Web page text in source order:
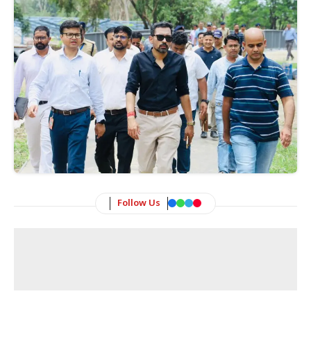
Follow Us